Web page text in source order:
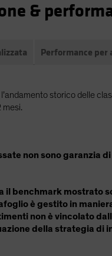
&
Performance per
storico delle
mesi.
non sono garanzia
il benchmark mostrato
è gestito in
non è vincolato
della strategia di